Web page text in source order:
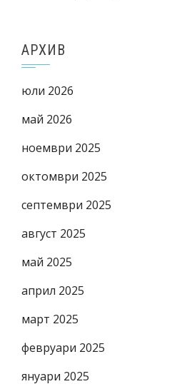
АРХИВ
юли 2026
май 2026
ноември 2025
октомври 2025
септември 2025
август 2025
май 2025
април 2025
март 2025
февруари 2025
януари 2025